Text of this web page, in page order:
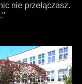
nie przełączasz.